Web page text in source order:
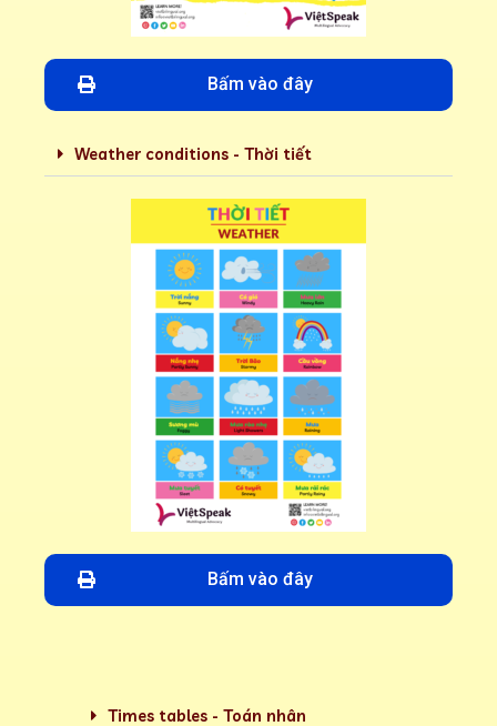
Bấm vào đây
Weather conditions - Thời tiết
Bấm vào đây
Times tables - Toán nhân